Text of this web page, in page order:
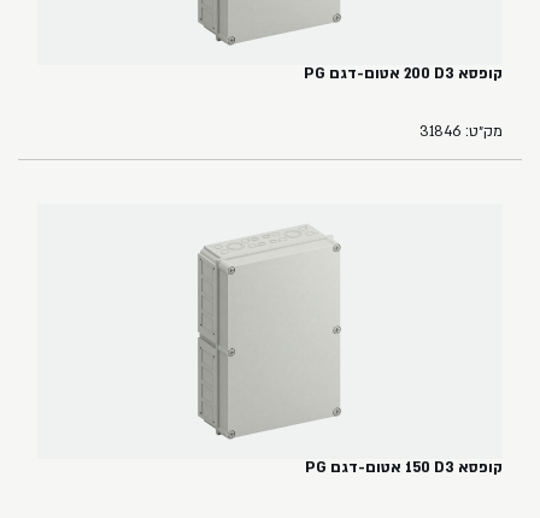
קופסא ‏3‏D‏ ‏200 אטום-דגם PG
מק״ט: 31846
קופסא ‏3‏D‏ ‏150‏ אטום-דגם PG